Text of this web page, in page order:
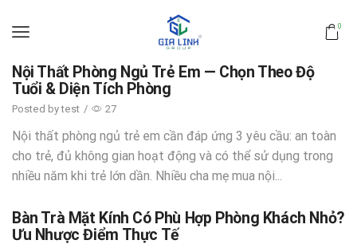
0
Nội Thất Phòng Ngủ Trẻ Em — Chọn Theo Độ
Tuổi & Diện Tích Phòng
Posted bytest / 27
Nội thất phòng ngủ trẻ em cần đáp ứng 3 yêu cầu: an toàn
cho trẻ, đủ không gian hoạt động và có thể sử dụng trong
nhiều năm khi trẻ lớn dần. Nhiều cha mẹ mua nội...
Bàn Trà Mặt Kính Có Phù Hợp Phòng Khách Nhỏ?
Ưu Nhược Điểm Thực Tế